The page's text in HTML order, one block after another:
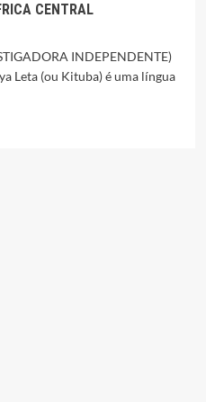
CENTRAL
INDEPENDENTE)
Leta (ou Kituba) é uma língua